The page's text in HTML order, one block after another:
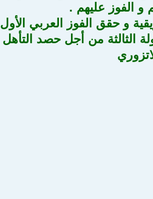
و الفوز عليهم .
و حقق الفوز العربي الأول
الثالثة من أجل حصد التأهل